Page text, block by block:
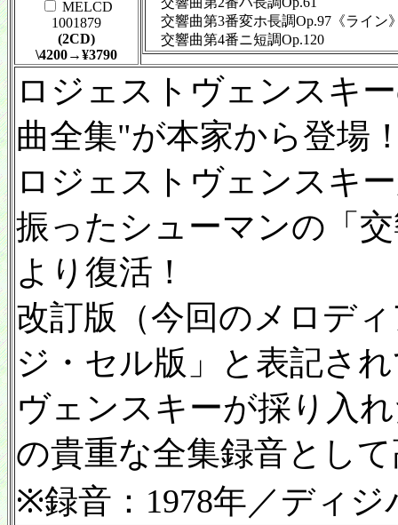
MELCD
1001879
(2CD)
\4200→¥3790
交響曲第3番変ホ長調Op.97《ライン
交響曲第4番ニ短調Op.120
ロジェストヴェンスキ
曲全集"が本家から登場
ロジェストヴェンスキ
振ったシューマンの「
より復活！
改訂版（今回のメロデ
ジ・セル版」と表記さ
ヴェンスキーが採り入
の貴重な全集録音とし
※録音：1978年／ディジ